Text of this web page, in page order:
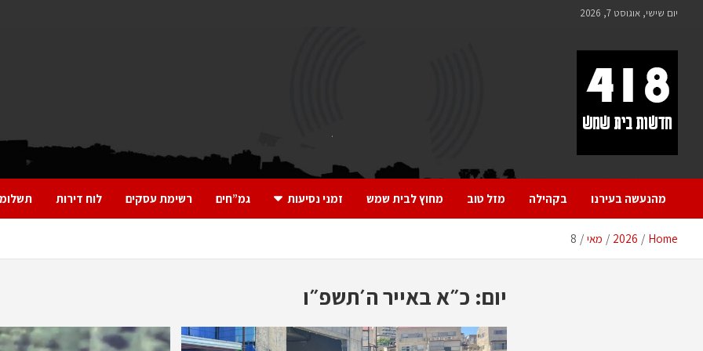
יום שישי, אוגוסט 7, 2026
418 – חדשות בית שמש
מהנעשה בעירנו בקהילה מזל טוב מחוץ לבית שמש זמני נסיעות גמ”חים רשימת עסקים לוח דירות
Home
2026 מאי 8
יום: כ״א באייר ה׳תשפ״ו